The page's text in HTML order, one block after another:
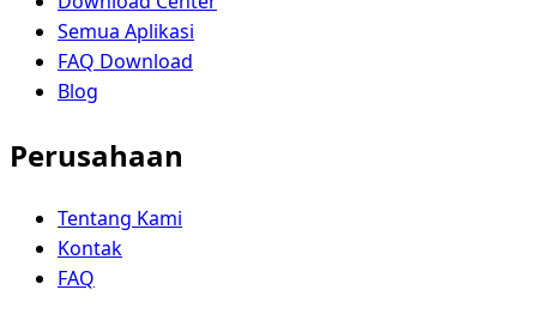
Semua Aplikasi
FAQ Download
Blog
Perusahaan
Tentang Kami
Kontak
FAQ